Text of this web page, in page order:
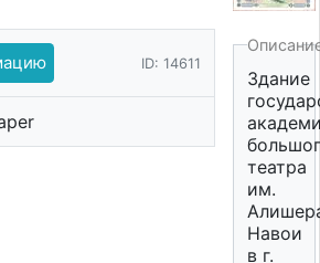
ID: 14611
Здание
театра
им.
Навои
в г.